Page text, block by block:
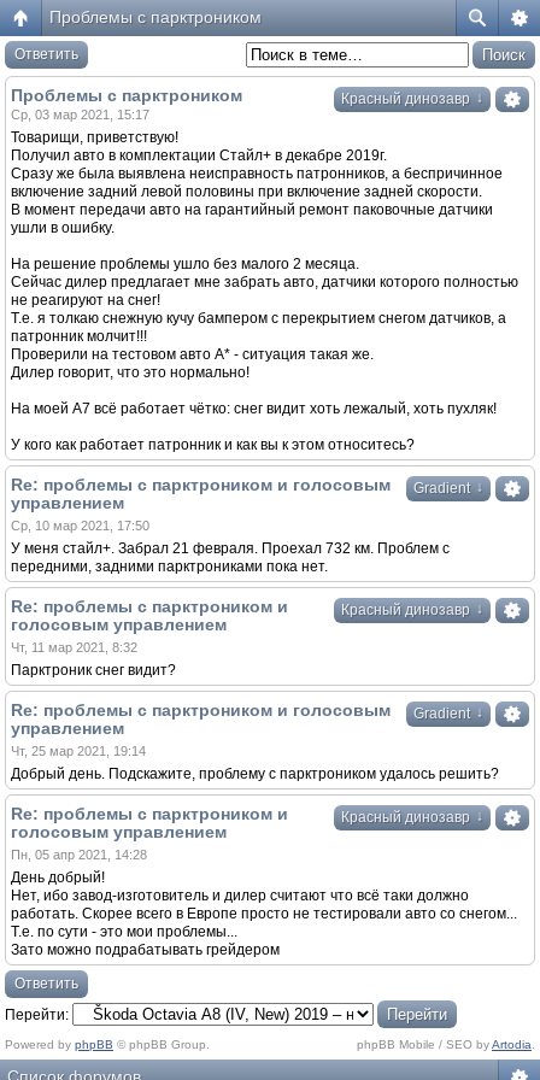
Проблемы с парктроником
Ответить
Красный динозавр ↓
Проблемы с парктроником
Ср, 03 мар 2021, 15:17
Товарищи, приветствую!
Получил авто в комплектации Стайл+ в декабре 2019г.
Сразу же была выявлена неисправность патронников, а беспричинное
включение задний левой половины при включение задней скорости.
В момент передачи авто на гарантийный ремонт паковочные датчики
ушли в ошибку.
На решение проблемы ушло без малого 2 месяца.
Сейчас дилер предлагает мне забрать авто, датчики которого полностью
не реагируют на снег!
Т.е. я толкаю снежную кучу бампером с перекрытием снегом датчиков, а
патронник молчит!!!
Проверили на тестовом авто А* - ситуация такая же.
Дилер говорит, что это нормально!
На моей А7 всё работает чётко: снег видит хоть лежалый, хоть пухляк!
У кого как работает патронник и как вы к этом относитесь?
Gradient ↓
Re: проблемы с парктроником и голосовым
управлением
Ср, 10 мар 2021, 17:50
У меня стайл+. Забрал 21 февраля. Проехал 732 км. Проблем с
передними, задними парктрониками пока нет.
Красный динозавр ↓
Re: проблемы с парктроником и
голосовым управлением
Чт, 11 мар 2021, 8:32
Парктроник снег видит?
Gradient ↓
Re: проблемы с парктроником и голосовым
управлением
Чт, 25 мар 2021, 19:14
Добрый день. Подскажите, проблему с парктроником удалось решить?
Красный динозавр ↓
Re: проблемы с парктроником и
голосовым управлением
Пн, 05 апр 2021, 14:28
День добрый!
Нет, ибо завод-изготовитель и дилер считают что всё таки должно
работать. Скорее всего в Европе просто не тестировали авто со снегом...
Т.е. по сути - это мои проблемы...
Зато можно подрабатывать грейдером
Ответить
Перейти:
Powered by phpBB © phpBB Group. phpBB Mobile / SEO byArtodia